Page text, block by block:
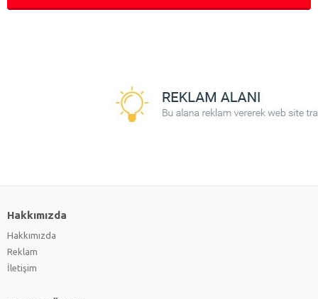
Hakkımızda
Hakkımızda
Reklam
İletişim